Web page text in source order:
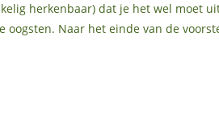
herkenbaar) dat je het wel moet
oogsten. Naar het einde van de